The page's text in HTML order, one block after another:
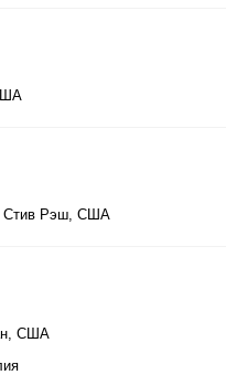
Стив Рэш, США
США